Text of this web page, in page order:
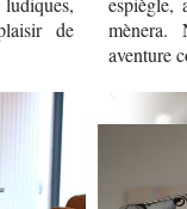
de
mènera.
aventure